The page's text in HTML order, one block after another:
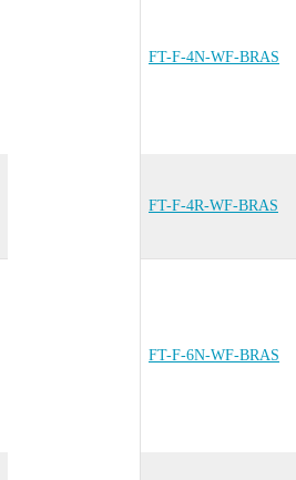
FT-F-4N-WF-BRAS
FT-F-4R-WF-BRAS
FT-F-6N-WF-BRAS